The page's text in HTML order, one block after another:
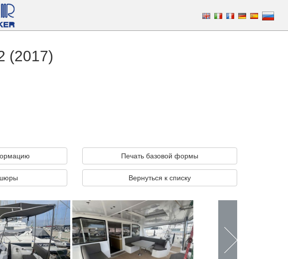
(2017)
Печать базовой формы
Вернуться к списку